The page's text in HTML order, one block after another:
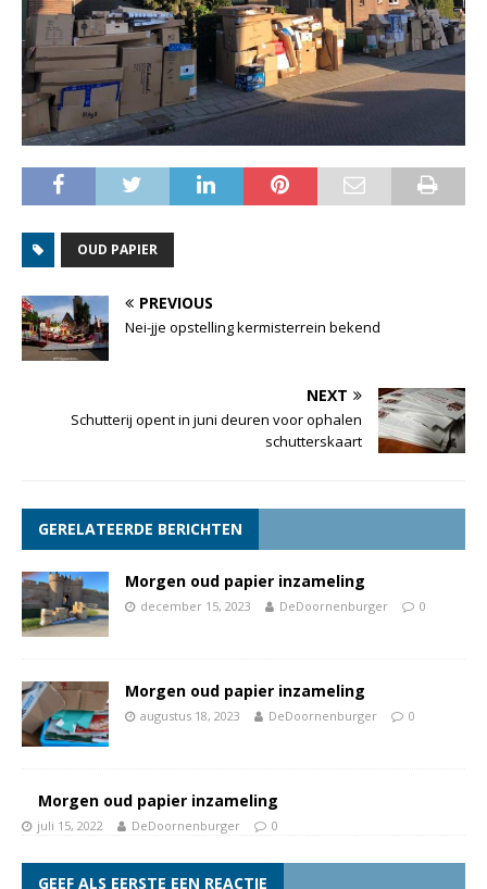
OUD PAPIER
PREVIOUS
Nei-jje opstelling kermisterrein bekend
NEXT
Schutterij opent in juni deuren voor ophalen
schutterskaart
GERELATEERDE BERICHTEN
Morgen oud papier inzameling
december 15, 2023 DeDoornenburger 0
Morgen oud papier inzameling
augustus 18, 2023 DeDoornenburger 0
Morgen oud papier inzameling
juli 15, 2022 DeDoornenburger 0
GEEF ALS EERSTE EEN REACTIE